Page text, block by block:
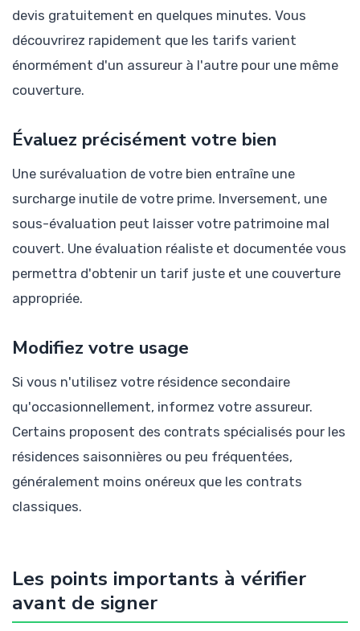
devis gratuitement en quelques minutes. Vous
découvrirez rapidement que les tarifs varient
énormément d'un assureur à l'autre pour une même
couverture.
Évaluez précisément votre bien
Une surévaluation de votre bien entraîne une
surcharge inutile de votre prime. Inversement, une
sous-évaluation peut laisser votre patrimoine mal
couvert. Une évaluation réaliste et documentée vous
permettra d'obtenir un tarif juste et une couverture
appropriée.
Modifiez votre usage
Si vous n'utilisez votre résidence secondaire
qu'occasionnellement, informez votre assureur.
Certains proposent des contrats spécialisés pour les
résidences saisonnières ou peu fréquentées,
généralement moins onéreux que les contrats
classiques.
Les points importants à vérifier
avant de signer